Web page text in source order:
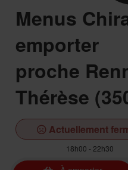
Menus
emporter
proche
Thérèse
Actuellement
18h00 - 22h30